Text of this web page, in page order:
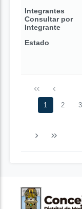
Integrantes
Consultar por
Integrante
Estado
1 2 3